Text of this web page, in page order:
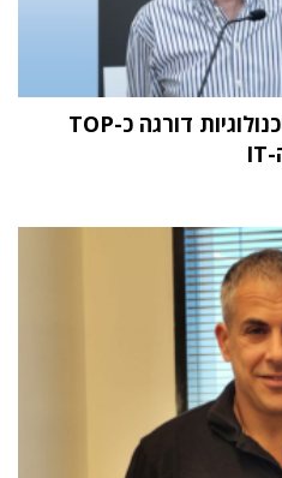
מחקר STKI השנתי: וואן טכנולוגיות דורגה כ-TOP